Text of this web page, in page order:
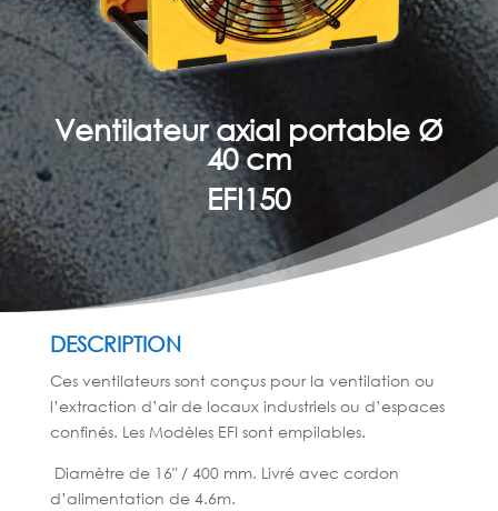
Ventilateur axial portable Ø
40 cm
EFI150
DESCRIPTION
Ces ventilateurs sont conçus pour la ventilation ou
l’extraction d’air de locaux industriels ou d’espaces
confinés. Les Modèles EFI sont empilables.
Diamètre de 16″ / 400 mm. Livré avec cordon
d’alimentation de 4.6m.